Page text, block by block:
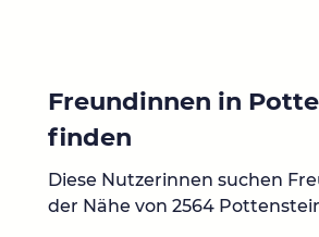
Freundinnen in
finden
Diese Nutzerinnen suchen
der Nähe von 2564